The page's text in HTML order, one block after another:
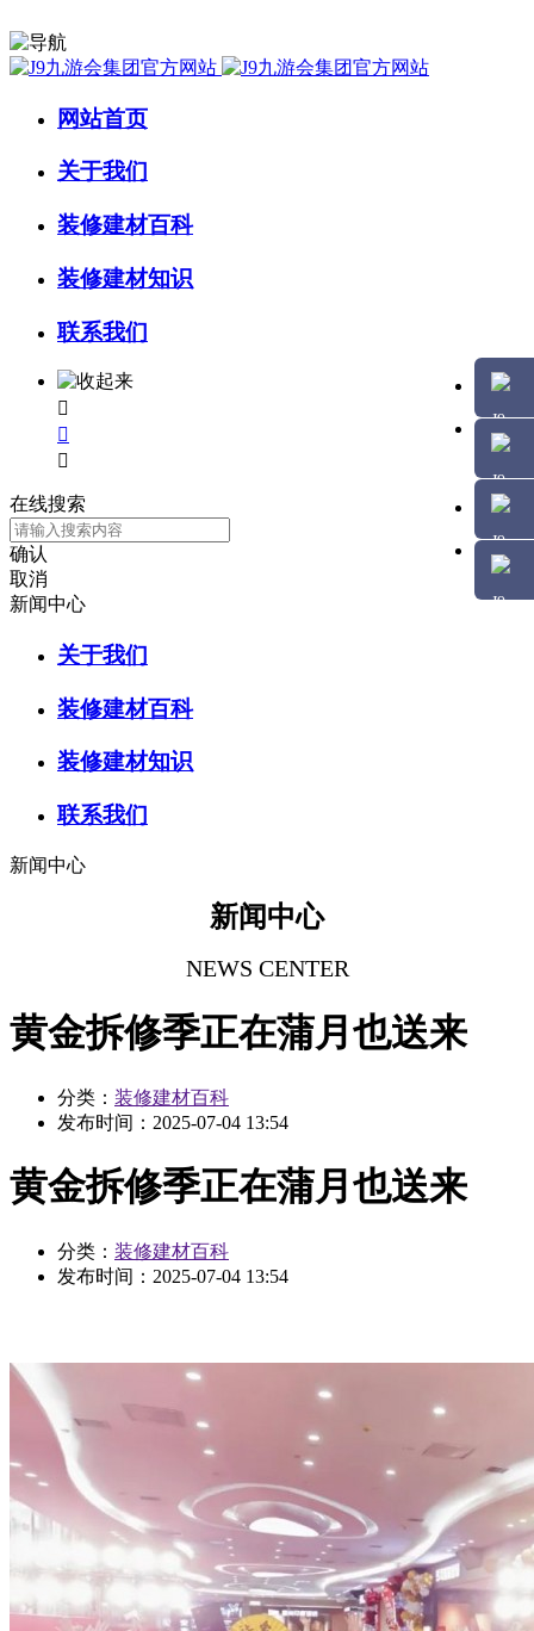
网站首页
关于我们
装修建材百科
装修建材知识
联系我们



在线搜索
确认
取消
新闻中心
关于我们
装修建材百科
装修建材知识
联系我们
新闻中心
新闻中心
NEWS CENTER
黄金拆修季正在蒲月也送来
分类： 装修建材百科
发布时间： 2025-07-04 13:54
黄金拆修季正在蒲月也送来
分类： 装修建材百科
发布时间： 2025-07-04 13:54